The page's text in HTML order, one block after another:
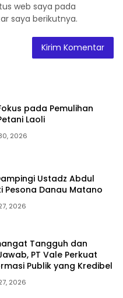
web saya pada
saya berikutnya.
pada Pemulihan
Laoli
2026
Ustadz Abdul
Pesona Danau Matano
2026
Tangguh dan
PT Vale Perkuat
Publik yang Kredibel
2026